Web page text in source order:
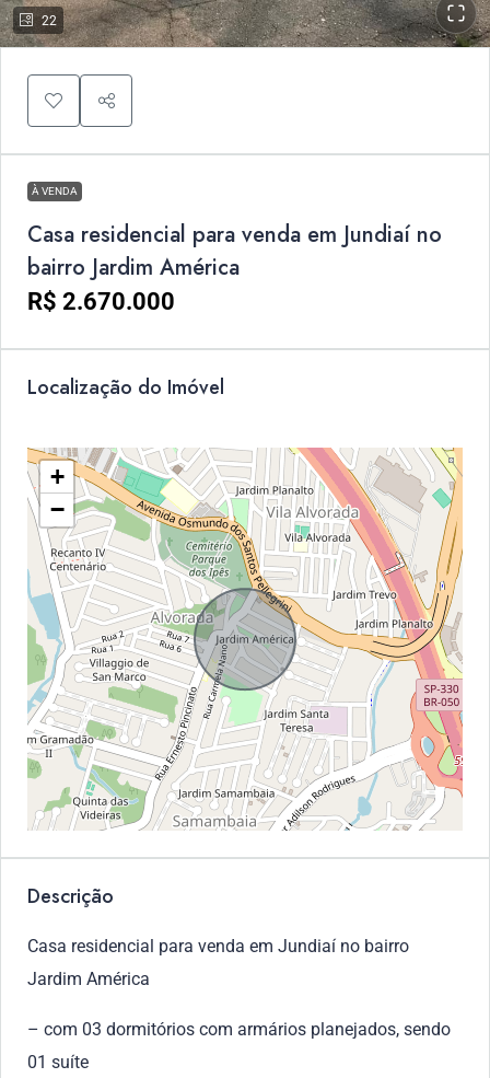
22
À VENDA
Casa residencial para venda em Jundiaí no
bairro Jardim América
R$ 2.670.000
Localização do Imóvel
+
−
Descrição
Casa residencial para venda em Jundiaí no bairro
Jardim América
– com 03 dormitórios com armários planejados, sendo
01 suíte